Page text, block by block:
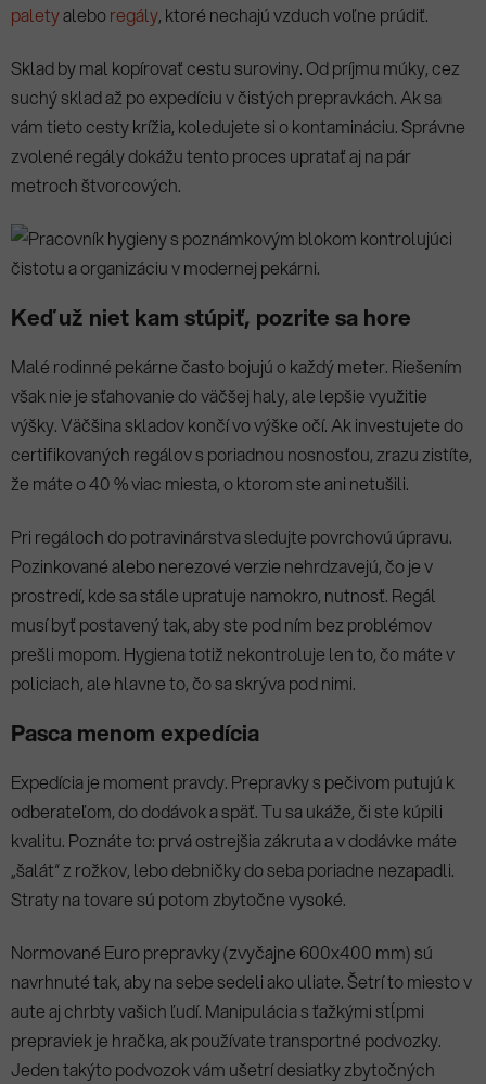
paletyaleboregály, ktoré nechajú vzduch voľne prúdiť.
Sklad by mal kopírovať cestu suroviny. Od príjmu múky, cez
suchý sklad až po expedíciu v čistých prepravkách. Ak sa
vám tieto cesty krížia, koledujete si o kontamináciu. Správne
zvolené regály dokážu tento proces upratať aj na pár
metroch štvorcových.
Keď už niet kam stúpiť, pozrite sa hore
Malé rodinné pekárne často bojujú o každý meter. Riešením
však nie je sťahovanie do väčšej haly, ale lepšie využitie
výšky. Väčšina skladov končí vo výške očí. Ak investujete do
certifikovaných regálov s poriadnou nosnosťou, zrazu zistíte,
že máte o 40 % viac miesta, o ktorom ste ani netušili.
Pri regáloch do potravinárstva sledujte povrchovú úpravu.
Pozinkované alebo nerezové verzie nehrdzavejú, čo je v
prostredí, kde sa stále upratuje namokro, nutnosť. Regál
musí byť postavený tak, aby ste pod ním bez problémov
prešli mopom. Hygiena totiž nekontroluje len to, čo máte v
policiach, ale hlavne to, čo sa skrýva pod nimi.
Pasca menom expedícia
Expedícia je moment pravdy. Prepravky s pečivom putujú k
odberateľom, do dodávok a späť. Tu sa ukáže, či ste kúpili
kvalitu. Poznáte to: prvá ostrejšia zákruta a v dodávke máte
„šalát“ z rožkov, lebo debničky do seba poriadne nezapadli.
Straty na tovare sú potom zbytočne vysoké.
Normované Euro prepravky (zvyčajne 600x400 mm) sú
navrhnuté tak, aby na sebe sedeli ako uliate. Šetrí to miesto v
aute aj chrbty vašich ľudí. Manipulácia s ťažkými stĺpmi
prepraviek je hračka, ak používate transportné podvozky.
Jeden takýto podvozok vám ušetrí desiatky zbytočných